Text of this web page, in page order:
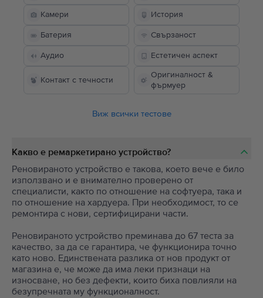
Камери История
Батерия Свързаност
Аудио Естетичен аспект
Контакт с течности
Оригиналност &
фърмуер
Виж всички тестове
Какво е ремаркетирано устройство?
Реновираното устройство е такова, което вече е било
използвано и е внимателно проверено от
специалисти, както по отношение на софтуера, така и
по отношение на хардуера. При необходимост, то се
ремонтира с нови, сертифицирани части.
Реновираното устройство преминава до 67 теста за
качество, за да се гарантира, че функционира точно
като ново. Единствената разлика от нов продукт от
магазина е, че може да има леки признаци на
износване, но без дефекти, които биха повлияли на
безупречната му функционалност.